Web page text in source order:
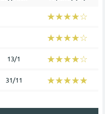
☆☆☆☆☆
★★★★★
☆☆☆☆☆
★★★★★
13/1 ☆☆☆☆☆
★★★★★
31/11 ☆☆☆☆☆
★★★★★